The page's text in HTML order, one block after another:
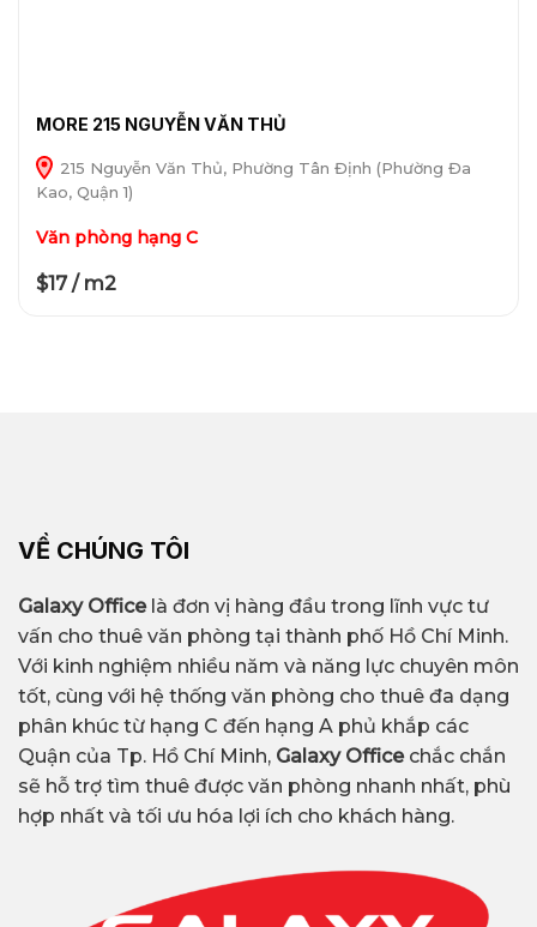
MORE 215 NGUYỄN VĂN THỦ
215 Nguyễn Văn Thủ, Phường Tân Định (Phường Đa
Kao, Quận 1)
Văn phòng hạng C
$17 / m2
VỀ CHÚNG TÔI
Galaxy Officelà đơn vị hàng đầu trong lĩnh vực tư
vấn cho thuê văn phòng tại thành phố Hồ Chí Minh.
Với kinh nghiệm nhiều năm và năng lực chuyên môn
tốt, cùng với hệ thống văn phòng cho thuê đa dạng
phân khúc từ hạng C đến hạng A phủ khắp các
Quận của Tp. Hồ Chí Minh, Galaxy Office chắc chắn
sẽ hỗ trợ tìm thuê được văn phòng nhanh nhất, phù
hợp nhất và tối ưu hóa lợi ích cho khách hàng.